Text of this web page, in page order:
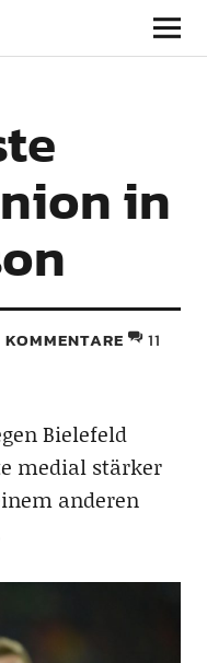
in
KOMMENTARE 11
Bielefeld
medial stärker
anderen